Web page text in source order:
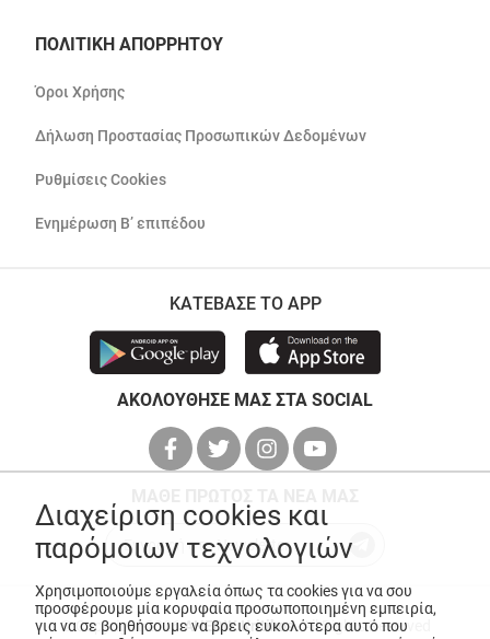
ΠΟΛΙΤΙΚΗ ΑΠΟΡΡΗΤΟΥ
Όροι Χρήσης
Δήλωση Προστασίας Προσωπικών Δεδομένων
Ρυθμίσεις Cookies
Ενημέρωση Β’ επιπέδου
ΚΑΤΕΒΑΣΕ ΤΟ APP
ΑΚΟΛΟΥΘΗΣΕ ΜΑΣ ΣΤΑ SOCIAL
© Copyright 2026ANEDIK Kritikos. All Rights Reserved
Διαχείριση cookies και
παρόμοιων τεχνολογιών
Χρησιμοποιούμε εργαλεία όπως τα cookies για να σου
προσφέρουμε μία κορυφαία προσωποποιημένη εμπειρία,
για να σε βοηθήσουμε να βρεις ευκολότερα αυτό που